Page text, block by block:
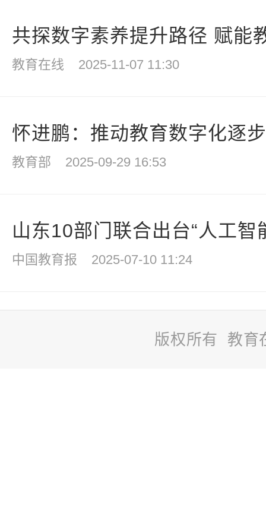
共探数字素养提升路径 赋能
教育在线 2025-11-07 11:30
怀进鹏：推动教育数字化逐
教育部 2025-09-29 16:53
山东10部门联合出台“人工智
中国教育报 2025-07-10 11:24
版权所有 教育